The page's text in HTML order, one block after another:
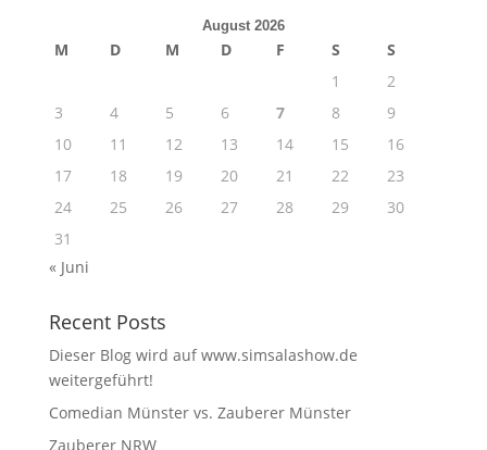
August 2026
M D M D F S
S
1
2
3
4 5 6 7 8
9
10
11 12 13 14 15
16
17
18 19 20 21 22
23
24
25 26 27 28 29
30
31
« Juni
Recent Posts
Dieser Blog wird auf www.simsalashow.de
weitergeführt!
Comedian Münster vs. Zauberer Münster
Zauberer NRW